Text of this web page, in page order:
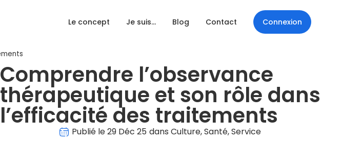
Le concept Je suis… Blog Contact Connexion
Comprendre l’observance
thérapeutique et son rôle dans
l’efficacité des traitements
Publié le29 Déc 25 dans Culture,Santé,Service